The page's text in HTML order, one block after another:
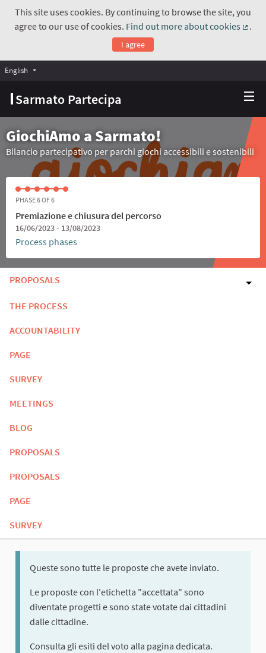
This site uses cookies. By continuing to browse the site, you
agree to our use of cookies. Find out more about cookies
.
I agree
Sarmato Partecipa
English Choose language
GiochiAmo a Sarmato!
Bilancio partecipativo per parchi giochi accessibili e sostenibili
PHASE 6 OF 6
Premiazione e chiusura del percorso
16/06/2023 - 13/08/2023
Process phases
PROPOSALS
THE PROCESS
ACCOUNTABILITY
PAGE
SURVEY
MEETINGS
BLOG
PROPOSALS
PROPOSALS
PAGE
SURVEY
Queste sono tutte le proposte che avete inviato.
Le proposte con l'etichetta "accettata" sono
diventate progetti e sono state votate dai cittadini
dalle cittadine.
Consulta gli esiti del voto alla pagina dedicata.